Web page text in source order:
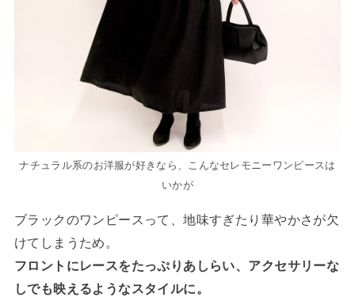
ナチュラル系のお洋服が好きなら、こんなセレモニーワンピースは
いかが
ブラックのワンピースって、地味すぎたり華やかさが欠
けてしまうため。
フロントにレースをたっぷりあしらい、アクセサリーな
しでも映えるようなスタイルに。